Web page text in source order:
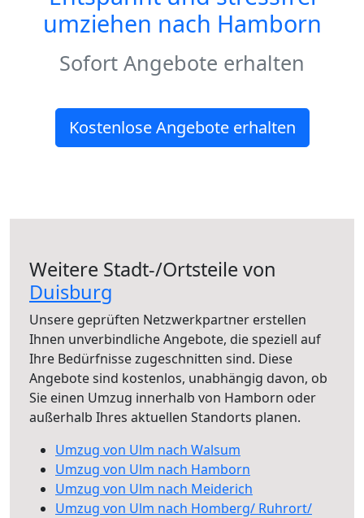
umziehen nach Hamborn
Sofort Angebote erhalten
Kostenlose Angebote erhalten
Weitere Stadt-/Ortsteile von
Duisburg
Unsere geprüften Netzwerkpartner erstellen
Ihnen unverbindliche Angebote, die speziell auf
Ihre Bedürfnisse zugeschnitten sind. Diese
Angebote sind kostenlos, unabhängig davon, ob
Sie einen Umzug innerhalb von Hamborn oder
außerhalb Ihres aktuellen Standorts planen.
Umzug von Ulm nach Walsum
Umzug von Ulm nach Hamborn
Umzug von Ulm nach Meiderich
Umzug von Ulm nach Homberg/ Ruhrort/